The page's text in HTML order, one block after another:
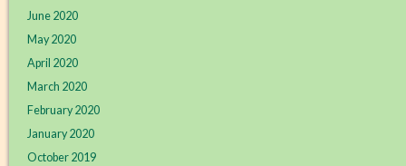
June 2020
May 2020
April 2020
March 2020
February 2020
January 2020
October 2019